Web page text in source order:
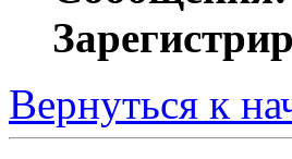
Вернуться к